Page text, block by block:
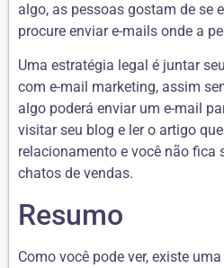
algo, as pessoas gostam de se
procure enviar e-mails onde a
Uma estratégia legal é juntar
com e-mail marketing, assim
algo poderá enviar um e-mail
visitar seu blog e ler o artigo
relacionamento e você não fica
chatos de vendas.
Resumo
Como você pode ver, existe